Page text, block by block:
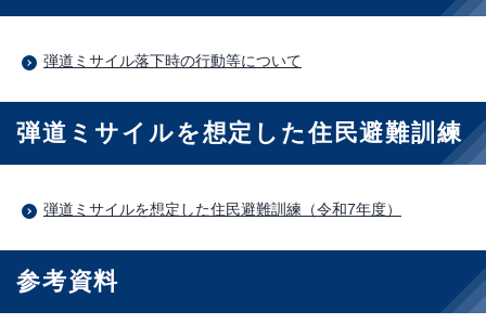
弾道ミサイル落下時の行動等について
弾道ミサイルを想定した住民避難訓練
弾道ミサイルを想定した住民避難訓練（令和7年度）
参考資料